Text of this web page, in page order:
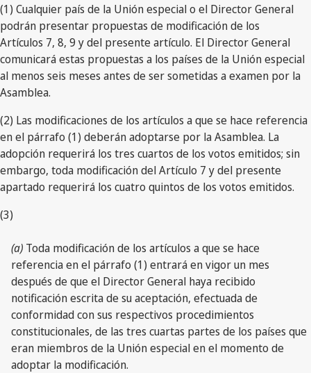
(1) Cualquier país de la Unión especial o el Director General
podrán presentar propuestas de modificación de los
Artículos 7, 8, 9 y del presente artículo. El Director General
comunicará estas propuestas a los países de la Unión especial
al menos seis meses antes de ser sometidas a examen por la
Asamblea.
(2) Las modificaciones de los artículos a que se hace referencia
en el párrafo (1) deberán adoptarse por la Asamblea. La
adopción requerirá los tres cuartos de los votos emitidos; sin
embargo, toda modificación del Artículo 7 y del presente
apartado requerirá los cuatro quintos de los votos emitidos.
(3)
(a) Toda modificación de los artículos a que se hace
referencia en el párrafo (1) entrará en vigor un mes
después de que el Director General haya recibido
notificación escrita de su aceptación, efectuada de
conformidad con sus respectivos procedimientos
constitucionales, de las tres cuartas partes de los países que
eran miembros de la Unión especial en el momento de
adoptar la modificación.